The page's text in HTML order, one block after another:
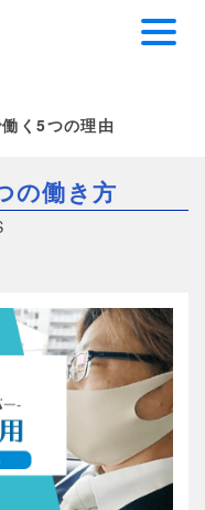
く5つの理由
の働き方